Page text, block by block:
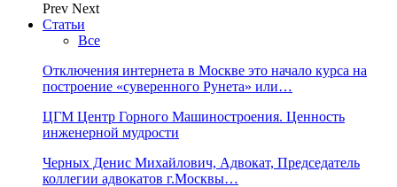
Prev Next
Статьи
Все
Отключения интернета в Москве это начало курса на
построение «суверенного Рунета» или…
ЦГМ Центр Горного Машиностроения. Ценность
инженерной мудрости
Черных Денис Михайлович, Адвокат, Председатель
коллегии адвокатов г.Москвы…